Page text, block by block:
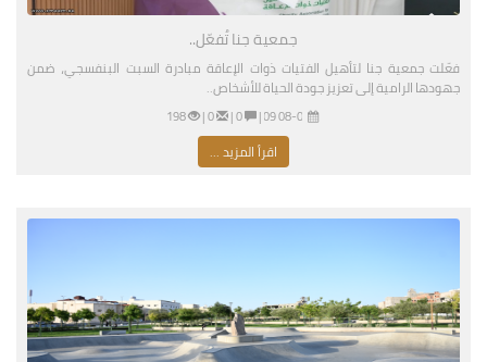
جمعية جنا تُفعّل..
فعّلت جمعية جنا لتأهيل الفتيات ذوات الإعاقة مبادرة السبت البنفسجي، ضمن
جهودها الرامية إلى تعزيز جودة الحياة للأشخاص..
08-01-2026 03:09 مساءً |
0 |
0 |
198
اقرأ المزيد ...